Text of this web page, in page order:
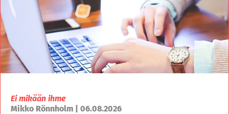
Ei mikään ihme
Mikko Rönnholm | 06.08.2026